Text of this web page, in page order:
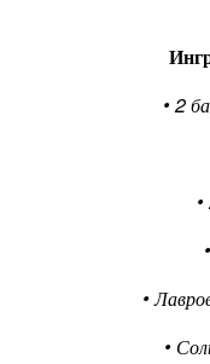
• 2
•
•